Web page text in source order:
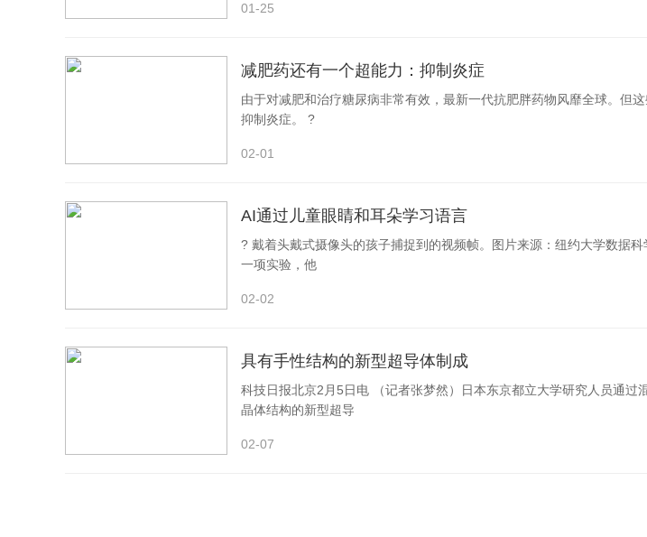
01-25
减肥药还有一个超能力：抑制炎症
由于对减肥和治疗糖尿病非常有效，最新一代抗肥胖药物风靡全球。但
抑制炎症。 ?
02-01
AI通过儿童眼睛和耳朵学习语言
? 戴着头戴式摄像头的孩子捕捉到的视频帧。图片来源：纽约大学数据
一项实验，他
02-02
具有手性结构的新型超导体制成
科技日报北京2月5日电 （记者张梦然）日本东京都立大学研究人员通过
晶体结构的新型超导
02-07